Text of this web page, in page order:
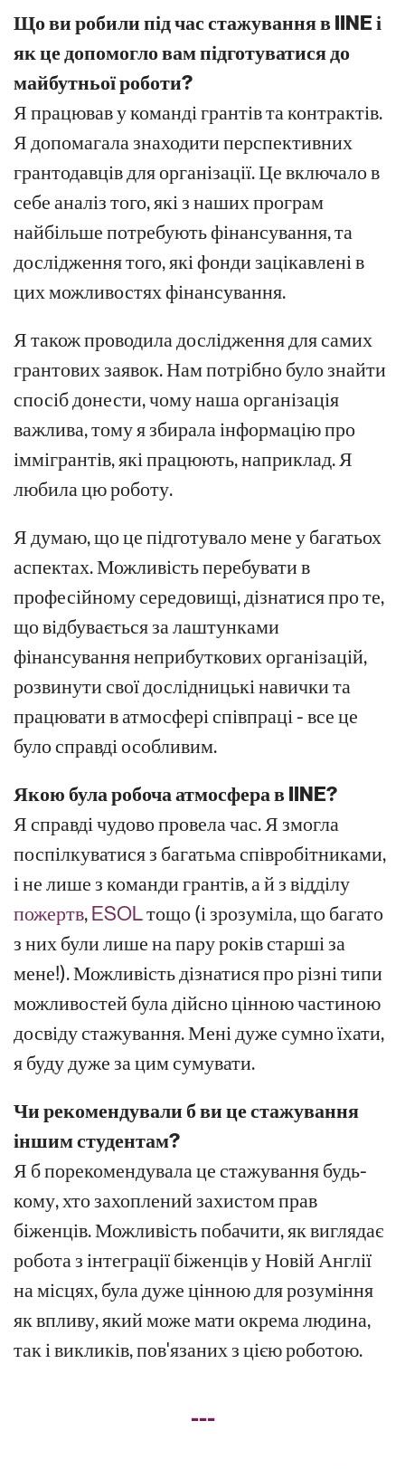
Що ви робили під час стажування в IINE і
як це допомогло вам підготуватися до
майбутньої роботи?
Я працював у команді грантів та контрактів.
Я допомагала знаходити перспективних
грантодавців для організації. Це включало в
себе аналіз того, які з наших програм
найбільше потребують фінансування, та
дослідження того, які фонди зацікавлені в
цих можливостях фінансування.
Я також проводила дослідження для самих
грантових заявок. Нам потрібно було знайти
спосіб донести, чому наша організація
важлива, тому я збирала інформацію про
іммігрантів, які працюють, наприклад. Я
любила цю роботу.
Я думаю, що це підготувало мене у багатьох
аспектах. Можливість перебувати в
професійному середовищі, дізнатися про те,
що відбувається за лаштунками
фінансування неприбуткових організацій,
розвинути свої дослідницькі навички та
працювати в атмосфері співпраці - все це
було справді особливим.
Якою була робоча атмосфера в IINE?
Я справді чудово провела час. Я змогла
поспілкуватися з багатьма співробітниками,
і не лише з команди грантів, а й з відділу
пожертв,ESOLтощо (і зрозуміла, що багато
з них були лише на пару років старші за
мене!). Можливість дізнатися про різні типи
можливостей була дійсно цінною частиною
досвіду стажування. Мені дуже сумно їхати,
я буду дуже за цим сумувати.
Чи рекомендували б ви це стажування
іншим студентам?
Я б порекомендувала це стажування будь-
кому, хто захоплений захистом прав
біженців. Можливість побачити, як виглядає
робота з інтеграції біженців у Новій Англії
на місцях, була дуже цінною для розуміння
як впливу, який може мати окрема людина,
так і викликів, пов'язаних з цією роботою.
---